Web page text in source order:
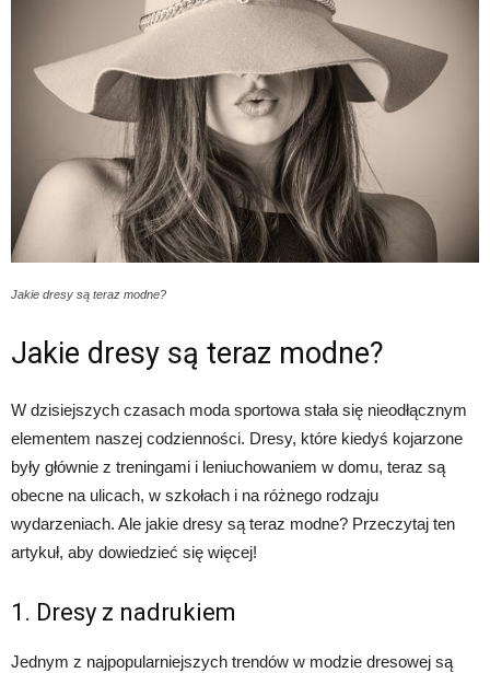
Jakie dresy są teraz modne?
Jakie dresy są teraz modne?
W dzisiejszych czasach moda sportowa stała się nieodłącznym
elementem naszej codzienności. Dresy, które kiedyś kojarzone
były głównie z treningami i leniuchowaniem w domu, teraz są
obecne na ulicach, w szkołach i na różnego rodzaju
wydarzeniach. Ale jakie dresy są teraz modne? Przeczytaj ten
artykuł, aby dowiedzieć się więcej!
1. Dresy z nadrukiem
Jednym z najpopularniejszych trendów w modzie dresowej są